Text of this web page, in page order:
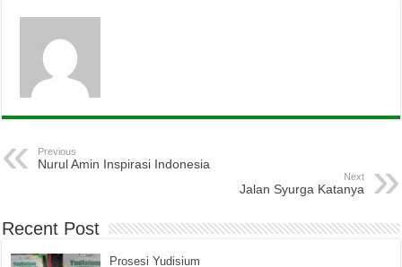
Previous
Nurul Amin Inspirasi Indonesia
Next
Jalan Syurga Katanya
Recent Post
Prosesi Yudisium